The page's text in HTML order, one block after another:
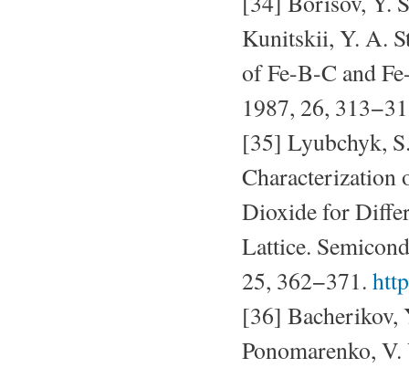
Kunitskii, Y. A.
of Fe-B-C and
1987, 26,
[35] Lyubchyk,
Characterization
Dioxide for
Lattice.
25, 362−371.
[36] Bacherikov,
Ponomarenko,